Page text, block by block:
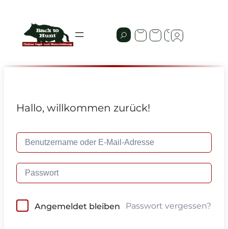
Hallo, willkommen zurück!
Angemeldet bleiben Passwort vergessen?